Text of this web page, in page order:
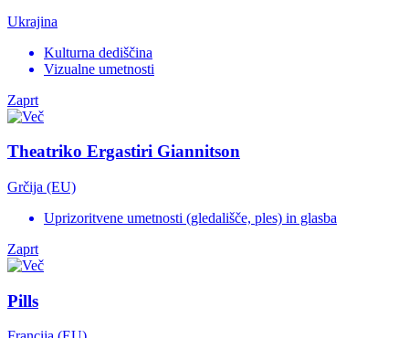
Ukrajina
Kulturna dediščina
Vizualne umetnosti
Zaprt
Theatriko Ergastiri Giannitson
Grčija (EU)
Uprizoritvene umetnosti (gledališče, ples) in glasba
Zaprt
Pills